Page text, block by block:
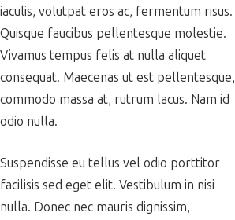
iaculis, volutpat eros ac, fermentum risus.
Quisque faucibus pellentesque molestie.
Vivamus tempus felis at nulla aliquet
consequat. Maecenas ut est pellentesque,
commodo massa at, rutrum lacus. Nam id
odio nulla.
Suspendisse eu tellus vel odio porttitor
facilisis sed eget elit. Vestibulum in nisi
nulla. Donec nec mauris dignissim,